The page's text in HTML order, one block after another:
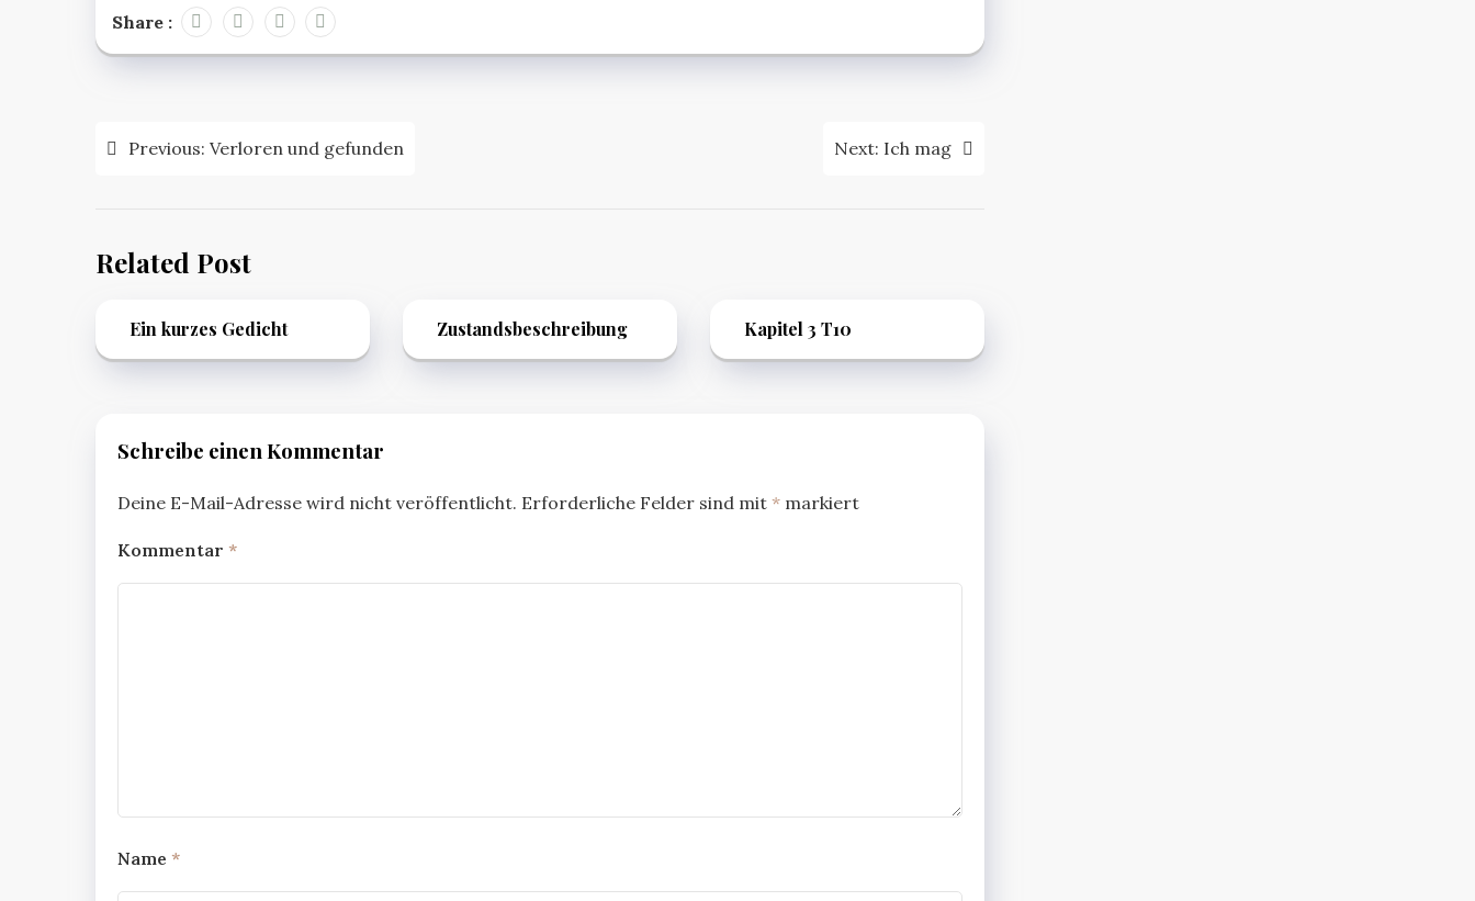
Share :
Beitragsnavigation
Previous: Verloren und gefunden Next: Ich mag
Related Post
Ein kurzes Gedicht Zustandsbeschreibung Kapitel 3 T10
Schreibe einen Kommentar
Deine E-Mail-Adresse wird nicht veröffentlicht. Erforderliche Felder sind mit * markiert
Kommentar *
Name *